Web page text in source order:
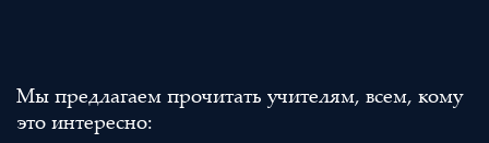
Мы предлагаем прочитать учителям, всем, кому
это интересно: